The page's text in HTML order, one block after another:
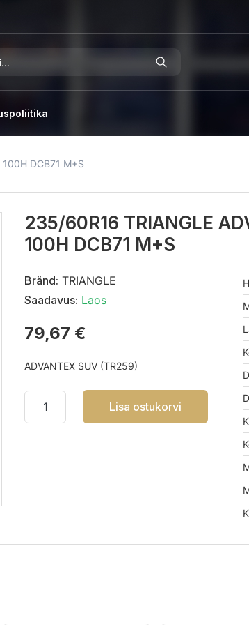
DCB71 M+S
235/60R16 TRIANGLE
100H DCB71 M+S
Bränd: TRIANGLE
Saadavus: Laos
79,67 €
ADVANTEX SUV (TR259)
Lisa ostukorvi